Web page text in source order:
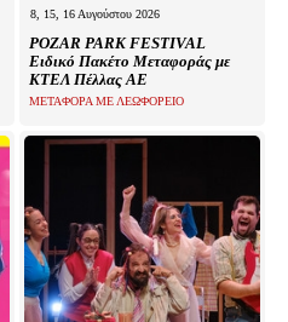
8, 15, 16 Αυγούστου 2026
POZAR PARK FESTIVAL
Ειδικό Πακέτο Μεταφοράς με
ΚΤΕΛ Πέλλας ΑΕ
ΜΕΤΑΦΟΡΑ ΜΕ ΛΕΩΦΟΡΕΙΟ